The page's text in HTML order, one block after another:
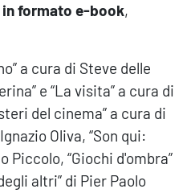
formato e-book,
a cura di Steve delle
e “La visita” a cura di
del cinema” a cura di
Oliva, “Son qui:
Piccolo, “Giochi d'ombra”
altri” di Pier Paolo